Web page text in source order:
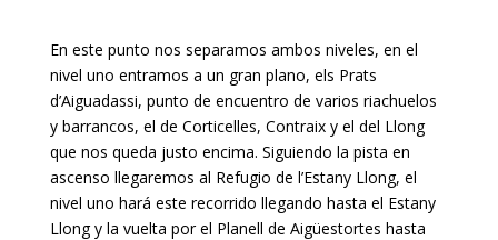
En este punto nos separamos ambos niveles, en el
nivel uno entramos a un gran plano, els Prats
d’Aiguadassi, punto de encuentro de varios riachuelos
y barrancos, el de Corticelles, Contraix y el del Llong
que nos queda justo encima. Siguiendo la pista en
ascenso llegaremos al Refugio de l’Estany Llong, el
nivel uno hará este recorrido llegando hasta el Estany
Llong y la vuelta por el Planell de Aigüestortes hasta